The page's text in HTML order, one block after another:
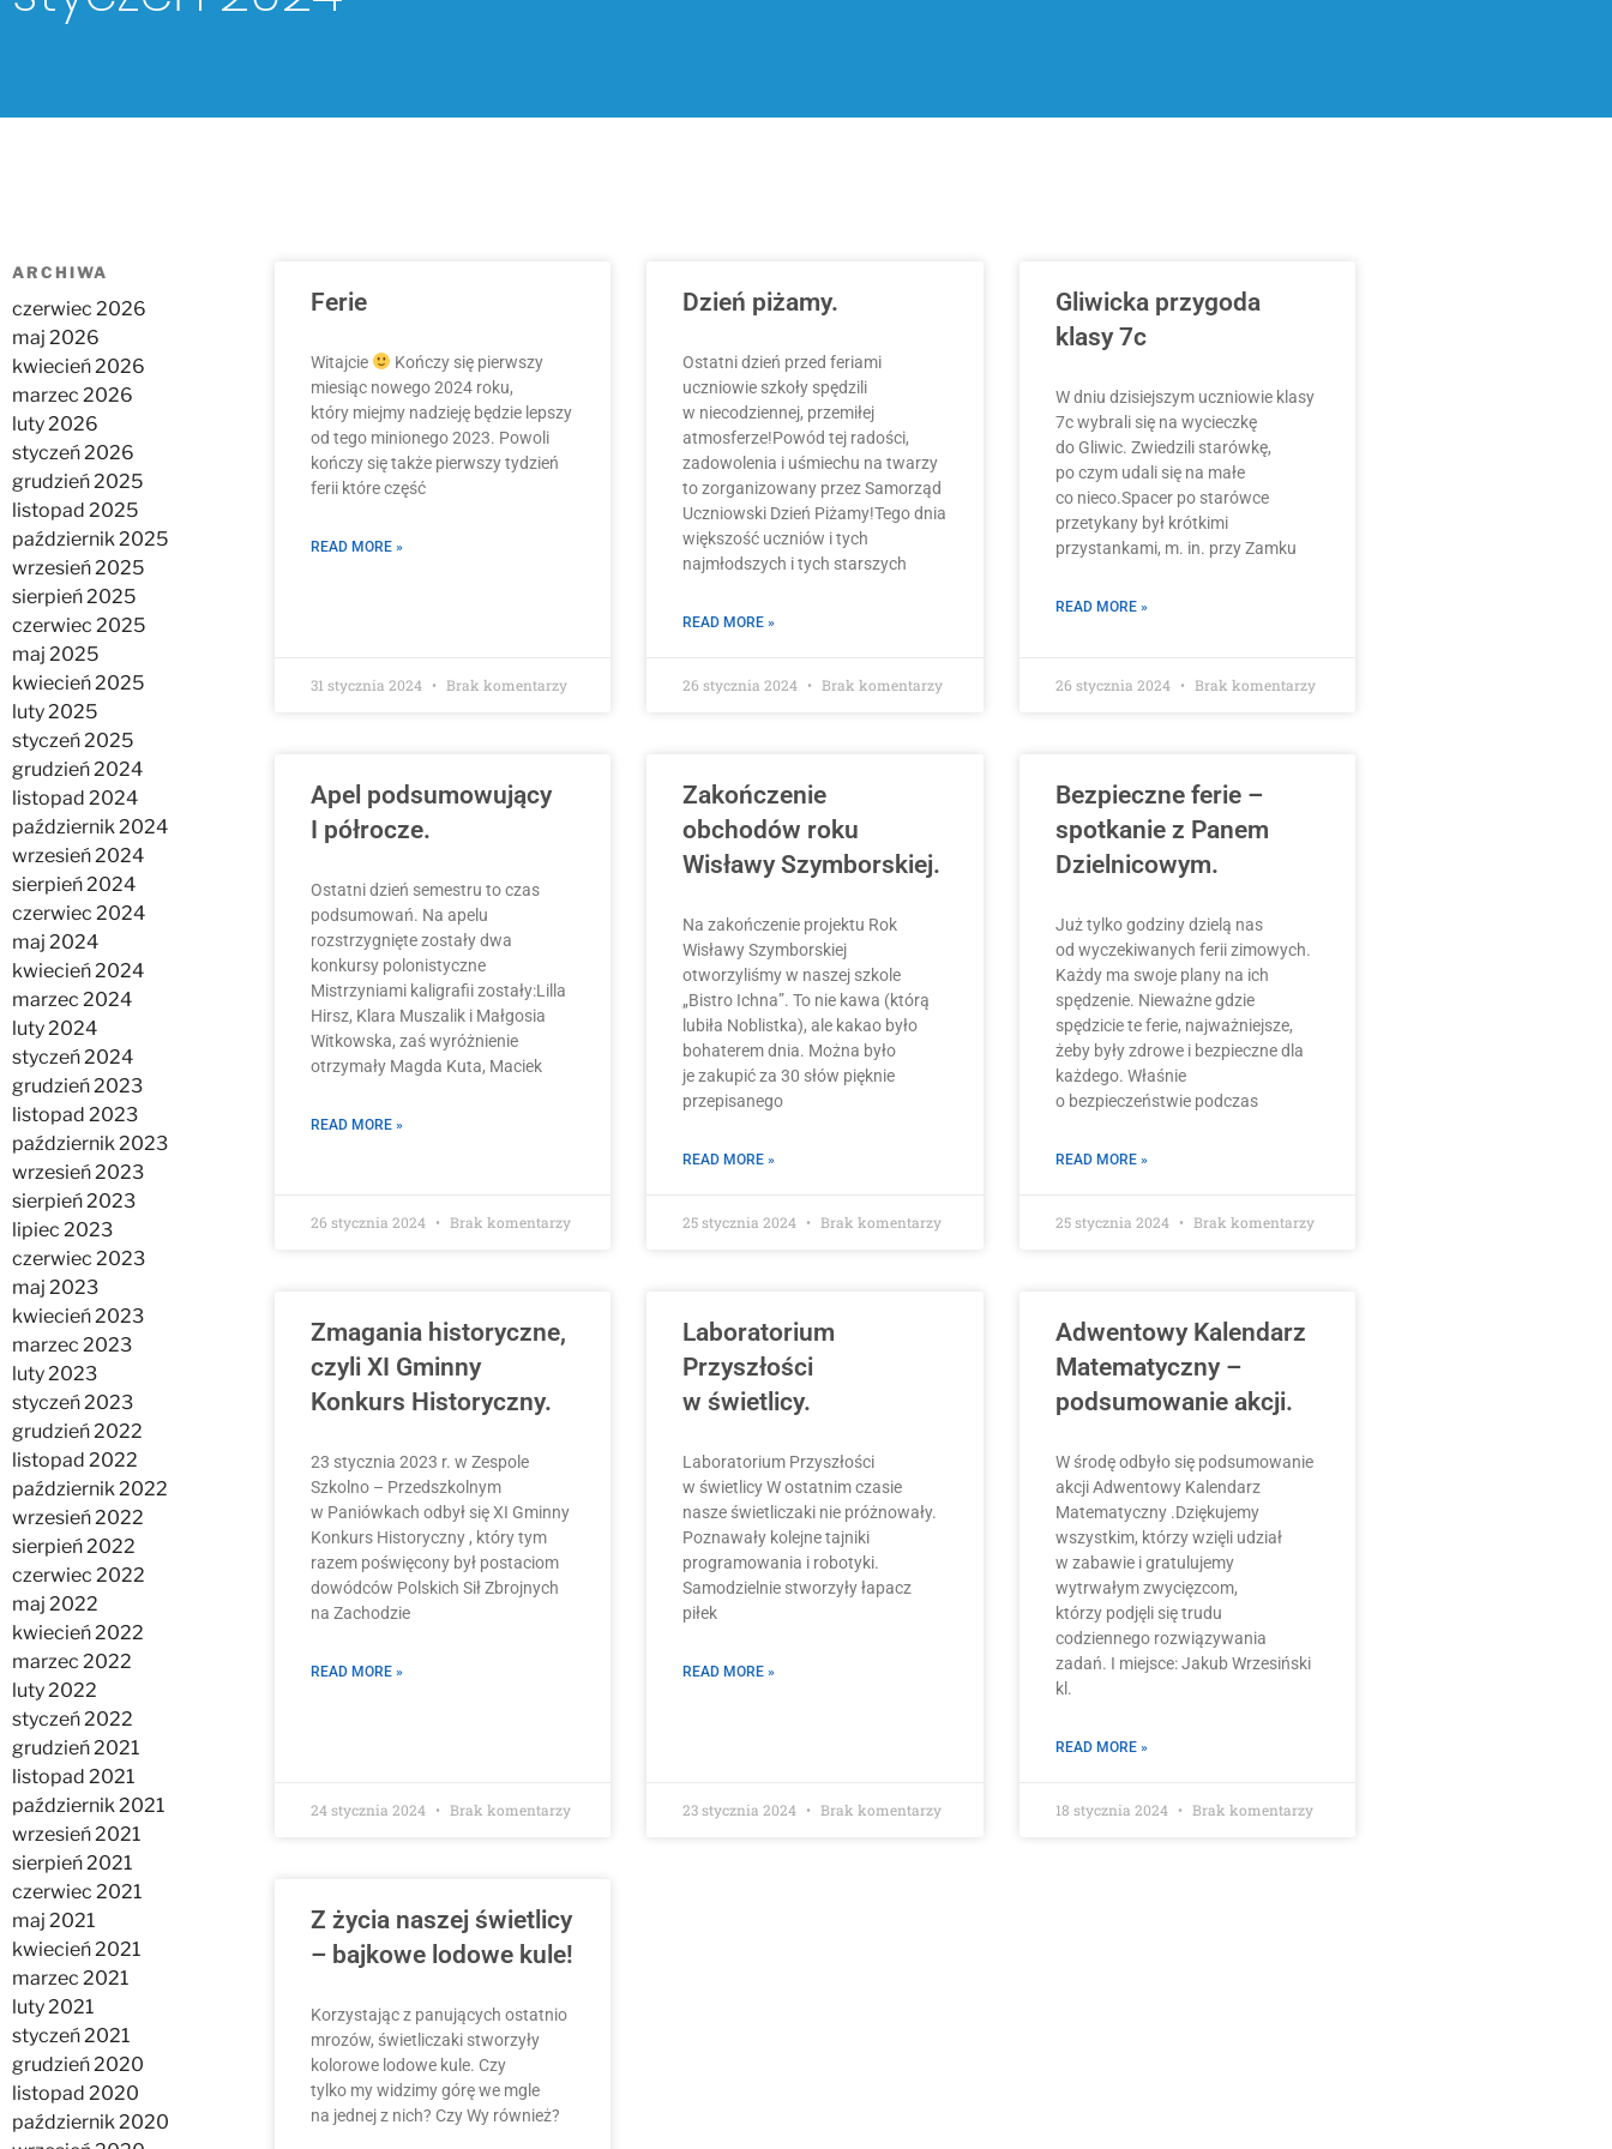
ARCHIWA
czerwiec 2026
maj 2026
kwiecień 2026
marzec 2026
luty 2026
styczeń 2026
grudzień 2025
listopad 2025
październik 2025
wrzesień 2025
sierpień 2025
czerwiec 2025
maj 2025
kwiecień 2025
luty 2025
styczeń 2025
grudzień 2024
listopad 2024
październik 2024
wrzesień 2024
sierpień 2024
czerwiec 2024
maj 2024
kwiecień 2024
marzec 2024
luty 2024
styczeń 2024
grudzień 2023
listopad 2023
październik 2023
wrzesień 2023
sierpień 2023
lipiec 2023
czerwiec 2023
maj 2023
kwiecień 2023
marzec 2023
luty 2023
styczeń 2023
grudzień 2022
listopad 2022
październik 2022
wrzesień 2022
sierpień 2022
czerwiec 2022
maj 2022
kwiecień 2022
marzec 2022
luty 2022
styczeń 2022
grudzień 2021
listopad 2021
październik 2021
wrzesień 2021
sierpień 2021
czerwiec 2021
maj 2021
kwiecień 2021
marzec 2021
luty 2021
styczeń 2021
grudzień 2020
listopad 2020
październik 2020
Ferie
Witajcie
Kończy się pierwszy
miesiąc nowego 2024 roku,
który miejmy nadzieję będzie lepszy
od tego minionego 2023. Powoli
kończy się także pierwszy tydzień
ferii które część
READ MORE »
31 stycznia 2024 Brak komentarzy
Dzień piżamy.
Ostatni dzień przed feriami
uczniowie szkoły spędzili
w niecodziennej, przemiłej
atmosferze!Powód tej radości,
zadowolenia i uśmiechu na twarzy
to zorganizowany przez Samorząd
Uczniowski Dzień Piżamy!Tego dnia
większość uczniów i tych
najmłodszych i tych starszych
READ MORE »
26 stycznia 2024 Brak komentarzy
Gliwicka przygoda
klasy 7c
W dniu dzisiejszym uczniowie klasy
7c wybrali się na wycieczkę
do Gliwic. Zwiedzili starówkę,
po czym udali się na małe
co nieco.Spacer po starówce
przetykany był krótkimi
przystankami, m. in. przy Zamku
READ MORE »
26 stycznia 2024 Brak komentarzy
Apel podsumowujący
I półrocze.
Ostatni dzień semestru to czas
podsumowań. Na apelu
rozstrzygnięte zostały dwa
konkursy polonistyczne
Mistrzyniami kaligrafii zostały:Lilla
Hirsz, Klara Muszalik i Małgosia
Witkowska, zaś wyróżnienie
otrzymały Magda Kuta, Maciek
READ MORE »
26 stycznia 2024 Brak komentarzy
Zakończenie
obchodów roku
Wisławy Szymborskiej.
Na zakończenie projektu Rok
Wisławy Szymborskiej
otworzyliśmy w naszej szkole
„Bistro Ichna”. To nie kawa (którą
lubiła Noblistka), ale kakao było
bohaterem dnia. Można było
je zakupić za 30 słów pięknie
przepisanego
READ MORE »
25 stycznia 2024 Brak komentarzy
Bezpieczne ferie –
spotkanie z Panem
Dzielnicowym.
Już tylko godziny dzielą nas
od wyczekiwanych ferii zimowych.
Każdy ma swoje plany na ich
spędzenie. Nieważne gdzie
spędzicie te ferie, najważniejsze,
żeby były zdrowe i bezpieczne dla
każdego. Właśnie
o bezpieczeństwie podczas
READ MORE »
25 stycznia 2024 Brak komentarzy
Zmagania historyczne,
czyli XI Gminny
Konkurs Historyczny.
23 stycznia 2023 r. w Zespole
Szkolno – Przedszkolnym
w Paniówkach odbył się XI Gminny
Konkurs Historyczny , który tym
razem poświęcony był postaciom
dowódców Polskich Sił Zbrojnych
na Zachodzie
READ MORE »
24 stycznia 2024 Brak komentarzy
Laboratorium
Przyszłości
w świetlicy.
Laboratorium Przyszłości
w świetlicy W ostatnim czasie
nasze świetliczaki nie próżnowały.
Poznawały kolejne tajniki
programowania i robotyki.
Samodzielnie stworzyły łapacz
piłek
READ MORE »
23 stycznia 2024 Brak komentarzy
Adwentowy Kalendarz
Matematyczny –
podsumowanie akcji.
W środę odbyło się podsumowanie
akcji Adwentowy Kalendarz
Matematyczny .Dziękujemy
wszystkim, którzy wzięli udział
w zabawie i gratulujemy
wytrwałym zwycięzcom,
którzy podjęli się trudu
codziennego rozwiązywania
zadań. I miejsce: Jakub Wrzesiński
kl.
READ MORE »
18 stycznia 2024 Brak komentarzy
Z życia naszej świetlicy
– bajkowe lodowe kule!
Korzystając z panujących ostatnio
mrozów, świetliczaki stworzyły
kolorowe lodowe kule. Czy
tylko my widzimy górę we mgle
na jednej z nich? Czy Wy również?